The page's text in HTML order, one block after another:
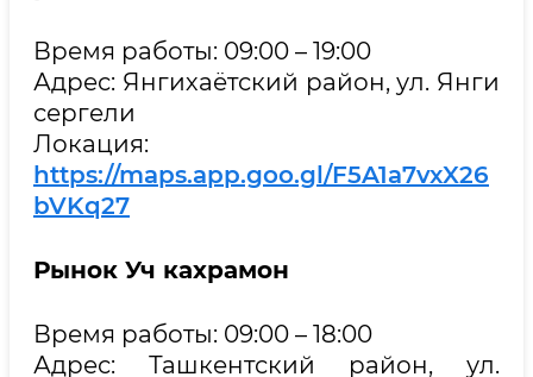
Время работы: 09:00 – 19:00
Адрес: Янгихаётский район, ул. Янги
сергели
Локация:
https://maps.app.goo.gl/F5A1a7vxX26
bVKq27
Рынок Уч кахрамон
Время работы: 09:00 – 18:00
Адрес: Ташкентский район, ул.